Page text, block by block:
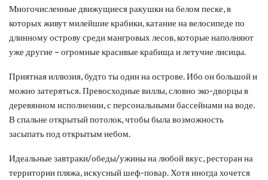
Многочисленные движущиеся ракушки на белом песке, в
которых живут милейшие крабики, катание на велосипеде по
длинному острову среди мангровых лесов, которые наполняют
уже другие – огромные красивые крабища и летучие лисицы.
Приятная иллюзия, будто ты один на острове. Ибо он большой и
можно затеряться. Превосходные виллы, словно эко-дворцы в
деревянном исполнении, с персональными бассейнами на воде.
В спальне открытый потолок, чтобы была возможность
засыпать под открытым небом.
Идеальные завтраки/обеды/ужины на любой вкус, ресторан на
территории пляжа, искусный шеф-повар. Хотя иногда хочется